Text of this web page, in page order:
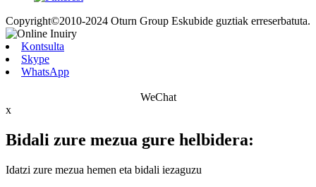
Copyright©2010-2024 Oturn Group Eskubide guztiak erreserbatuta.
Kontsulta
Skype
WhatsApp
WeChat
x
Bidali zure mezua gure helbidera:
Idatzi zure mezua hemen eta bidali iezaguzu